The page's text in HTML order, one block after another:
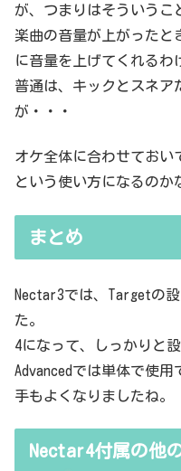
が、つまりはそういうこ
楽曲の音量が上がったと
に音量を上げてくれるわ
普通は、キックとスネア
が・・・
オケ全体に合わせておい
という使い方になるのか
まとめ
Nectar3では、Targetの
た。
4になって、しっかりと
Advancedでは単体で使
手もよくなりましたね。
Nectar4付属の他